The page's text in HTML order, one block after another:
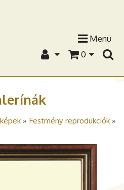
Menü
0
» Festmény reprodukciók»